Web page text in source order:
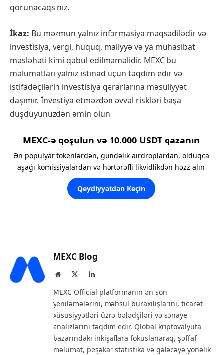
qorunacaqsınız.
İkaz: Bu məzmun yalnız informasiya məqsədilədir və
investisiya, vergi, hüquq, maliyyə və ya mühasibat
məsləhəti kimi qəbul edilməməlidir. MEXC bu
məlumatları yalnız istinad üçün təqdim edir və
istifadəçilərin investisiya qərarlarına məsuliyyət
daşımır. İnvestiya etməzdən əvvəl riskləri başa
düşdüyünüzdən əmin olun.
MEXC-ə qoşulun və 10.000 USDT qazanın
Ən populyar tokenlərdən, gündəlik airdroplardan, olduqca
aşağı komissiyalardan və hərtərəfli likvidlikdən həzz alın
Qeydiyyatdan Keçin
MEXC Blog
Website LinkedIn
MEXC Official platformanın ən son
yeniləmələrini, məhsul buraxılışlarını, ticarət
xüsusiyyətləri üzrə bələdçiləri və sənaye
analizlərini təqdim edir. Qlobal kriptovalyuta
bazarındakı inkişaflara fokuslanaraq, şəffaf
məlumat, peşəkar statistika və gələcəyə yönəlik